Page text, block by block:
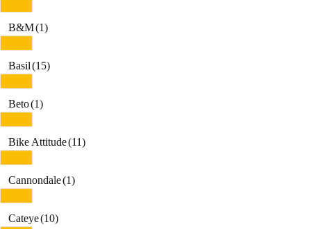
B&M(1)
Basil(15)
Beto(1)
Bike Attitude(11)
Cannondale(1)
Cateye(10)